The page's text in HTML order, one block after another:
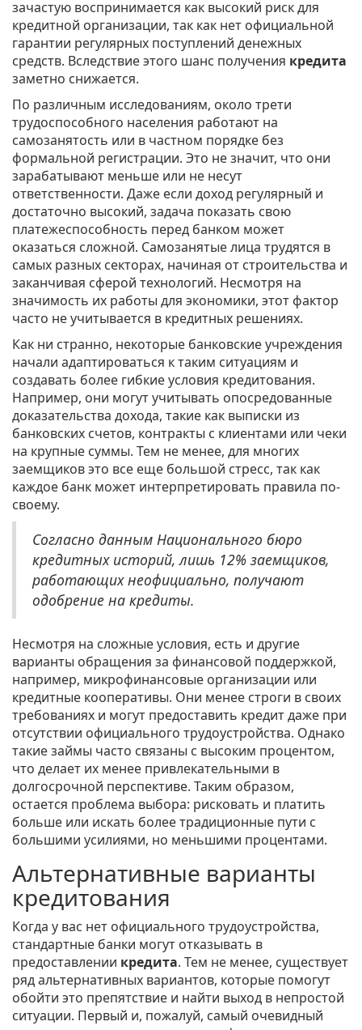
зачастую воспринимается как высокий риск для
кредитной организации, так как нет официальной
гарантии регулярных поступлений денежных
средств. Вследствие этого шанс получения кредита
заметно снижается.
По различным исследованиям, около трети
трудоспособного населения работают на
самозанятость или в частном порядке без
формальной регистрации. Это не значит, что они
зарабатывают меньше или не несут
ответственности. Даже если доход регулярный и
достаточно высокий, задача показать свою
платежеспособность перед банком может
оказаться сложной. Самозанятые лица трудятся в
самых разных секторах, начиная от строительства и
заканчивая сферой технологий. Несмотря на
значимость их работы для экономики, этот фактор
часто не учитывается в кредитных решениях.
Как ни странно, некоторые банковские учреждения
начали адаптироваться к таким ситуациям и
создавать более гибкие условия кредитования.
Например, они могут учитывать опосредованные
доказательства дохода, такие как выписки из
банковских счетов, контракты с клиентами или чеки
на крупные суммы. Тем не менее, для многих
заемщиков это все еще большой стресс, так как
каждое банк может интерпретировать правила по-
своему.
Согласно данным Национального бюро
кредитных историй, лишь 12% заемщиков,
работающих неофициально, получают
одобрение на кредиты.
Несмотря на сложные условия, есть и другие
варианты обращения за финансовой поддержкой,
например, микрофинансовые организации или
кредитные кооперативы. Они менее строги в своих
требованиях и могут предоставить кредит даже при
отсутствии официального трудоустройства. Однако
такие займы часто связаны с высоким процентом,
что делает их менее привлекательными в
долгосрочной перспективе. Таким образом,
остается проблема выбора: рисковать и платить
больше или искать более традиционные пути с
большими усилиями, но меньшими процентами.
Альтернативные варианты
кредитования
Когда у вас нет официального трудоустройства,
стандартные банки могут отказывать в
предоставлении кредита. Тем не менее, существует
ряд альтернативных вариантов, которые помогут
обойти это препятствие и найти выход в непростой
ситуации. Первый и, пожалуй, самый очевидный